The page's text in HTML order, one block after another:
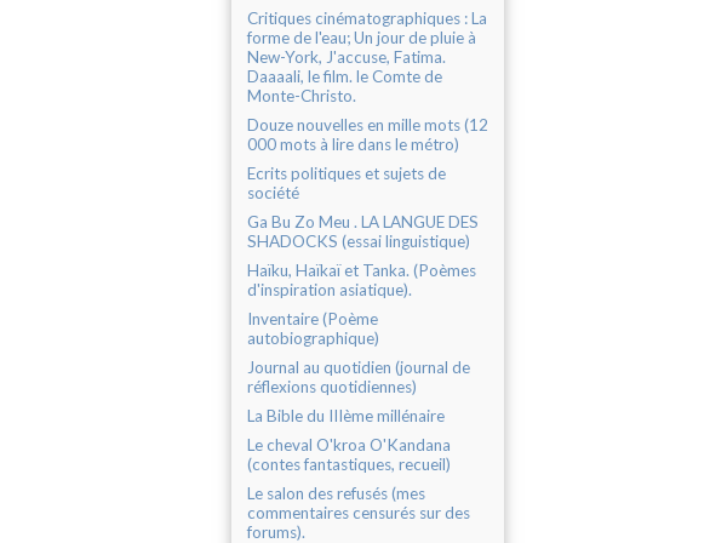
Critiques cinématographiques : La
forme de l'eau; Un jour de pluie à
New-York, J'accuse, Fatima.
Daaaali, le film. le Comte de
Monte-Christo.
Douze nouvelles en mille mots (12
000 mots à lire dans le métro)
Ecrits politiques et sujets de
société
Ga Bu Zo Meu . LA LANGUE DES
SHADOCKS (essai linguistique)
Haïku, Haïkaï et Tanka. (Poèmes
d'inspiration asiatique).
Inventaire (Poème
autobiographique)
Journal au quotidien (journal de
réflexions quotidiennes)
La Bible du IIIème millénaire
Le cheval O'kroa O'Kandana
(contes fantastiques, recueil)
Le salon des refusés (mes
commentaires censurés sur des
forums).